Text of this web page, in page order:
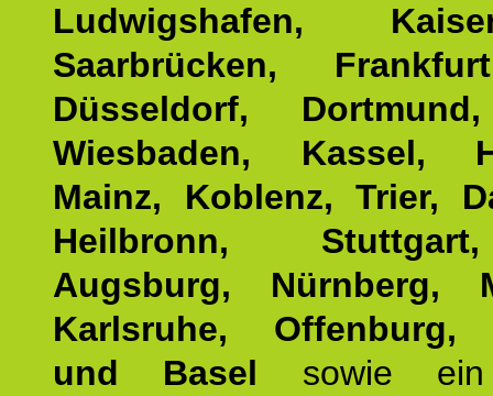
Ludwigshafen,
Saarbrücken,
Düsseldorf,
Wiesbaden, Kassel,
Mainz, Koblenz, Trier,
Heilbronn,
Augsburg, Nürnberg,
Karlsruhe, Offenburg,
und Basel sowie ein